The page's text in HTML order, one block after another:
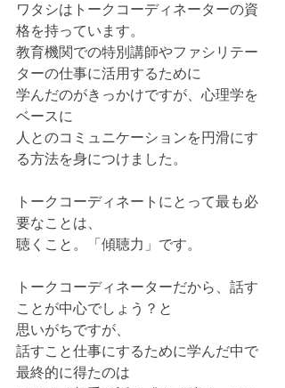
ワタシはトークコーディネーターの資
格を持っています。
教育機関での特別講師やファシリテー
ターの仕事に活用するために
学んだのがきっかけですが、心理学を
ベースに
人とのコミュニケーションを円滑にす
る方法を身につけました。
トークコーディネートにとって最も必
要なことは、
聴くこと。「傾聴力」です。
トークコーディネーターだから、話す
ことが中心でしょう？と
思いがちですが、
話すこと仕事にするために学んだ中で
最終的に得たのは